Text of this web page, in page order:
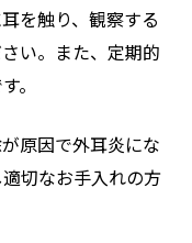
を触り、観察する
い。また、定期的
。
原因で外耳炎にな
切なお手入れの方